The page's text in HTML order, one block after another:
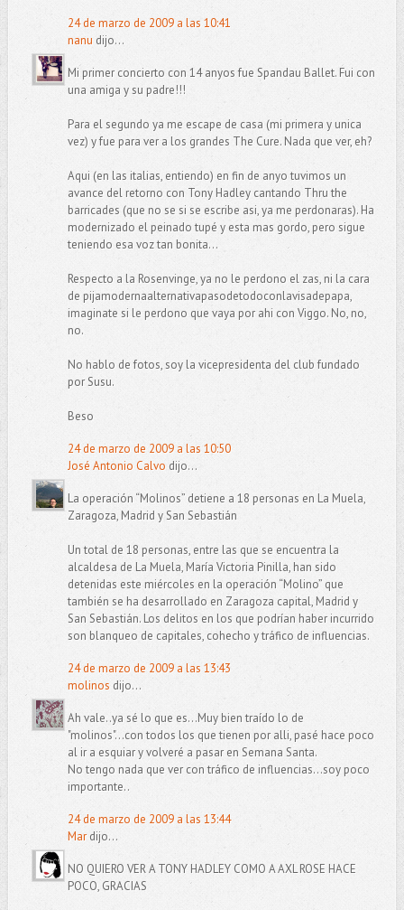
24 de marzo de 2009 a las 10:41
nanu dijo...
Mi primer concierto con 14 anyos fue Spandau Ballet. Fui con
una amiga y su padre!!!
Para el segundo ya me escape de casa (mi primera y unica
vez) y fue para ver a los grandes The Cure. Nada que ver, eh?
Aqui (en las italias, entiendo) en fin de anyo tuvimos un
avance del retorno con Tony Hadley cantando Thru the
barricades (que no se si se escribe asi, ya me perdonaras). Ha
modernizado el peinado tupé y esta mas gordo, pero sigue
teniendo esa voz tan bonita...
Respecto a la Rosenvinge, ya no le perdono el zas, ni la cara
de pijamodernaalternativapasodetodoconlavisadepapa,
imaginate si le perdono que vaya por ahi con Viggo. No, no,
no.
No hablo de fotos, soy la vicepresidenta del club fundado
por Susu.
Beso
24 de marzo de 2009 a las 10:50
José Antonio Calvo dijo...
La operación “Molinos” detiene a 18 personas en La Muela,
Zaragoza, Madrid y San Sebastián
Un total de 18 personas, entre las que se encuentra la
alcaldesa de La Muela, María Victoria Pinilla, han sido
detenidas este miércoles en la operación “Molino” que
también se ha desarrollado en Zaragoza capital, Madrid y
San Sebastián. Los delitos en los que podrían haber incurrido
son blanqueo de capitales, cohecho y tráfico de influencias.
24 de marzo de 2009 a las 13:43
molinos dijo...
Ah vale..ya sé lo que es...Muy bien traído lo de
"molinos"...con todos los que tienen por alli, pasé hace poco
al ir a esquiar y volveré a pasar en Semana Santa.
No tengo nada que ver con tráfico de influencias...soy poco
importante..
24 de marzo de 2009 a las 13:44
Mardijo...
NO QUIERO VER A TONY HADLEY COMO A AXL ROSE HACE
POCO, GRACIAS